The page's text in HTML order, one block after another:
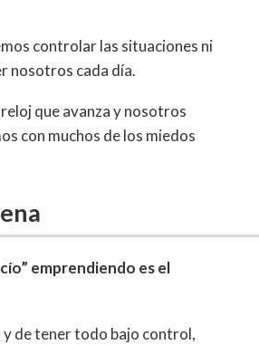
controlar las situaciones ni
nosotros cada día.
que avanza y nosotros
con muchos de los miedos
emprendiendo es el
y de tener todo bajo control,